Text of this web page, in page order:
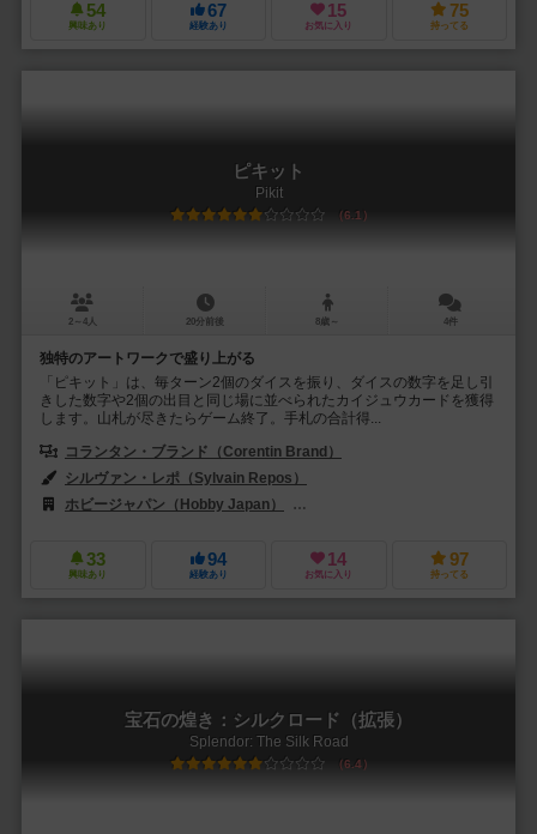
54
興味あり
67
経験あり
15
お気に入り
75
持ってる
ピキット
Pikit
6.1
2～4人 20分前後 8歳～ 4件
独特のアートワークで盛り上がる
「ピキット」は、毎ターン2個のダイスを振り、ダイスの数字を足し引
きした数字や2個の出目と同じ場に並べられたカイジュウカードを獲得
します。山札が尽きたらゲーム終了。手札の合計得...
コランタン・ブランド（Corentin Brand）
シルヴァン・レポ（Sylvain Repos）
ホビージャパン（Hobby Japan）
33
興味あり
94
経験あり
14
お気に入り
97
持ってる
宝石の煌き：シルクロード（拡張）
Splendor: The Silk Road
6.4